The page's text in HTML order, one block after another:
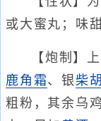
或大蜜丸；味
【炮制】
鹿角霜、银柴胡
粗粉，其余乌